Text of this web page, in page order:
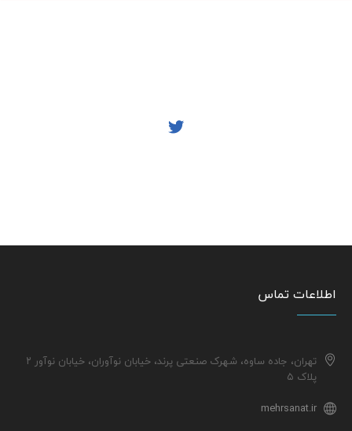
اطلاعات تماس
تهران، جاده ساوه، شهرک صنعتی پرند، خیابان نوآوران، خیابان نوآور ۲
پلاک ۵
mehrsanat.ir